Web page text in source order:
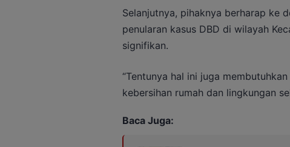
Selanjutnya, pihaknya berharap ke
penularan kasus DBD di wilayah
signifikan.
“Tentunya hal ini juga
kebersihan rumah dan lingkungan
Baca Juga: